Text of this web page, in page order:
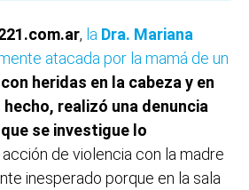
, la Dra. Mariana
atacada por la mamá de un
heridas en la cabeza y en
hecho, realizó una denuncia
se investigue lo
acción de violencia con la madre
inesperado porque en la sala